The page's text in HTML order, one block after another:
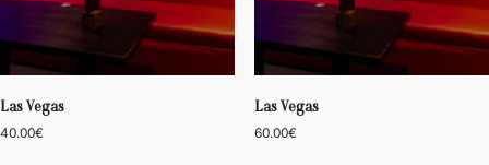
Las Vegas
40.00€
Las Vegas
60.00€